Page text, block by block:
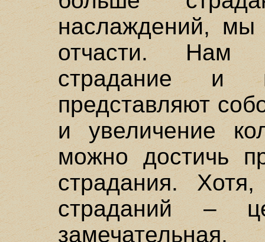
наслаждений,
отчасти. Нам
страдание и
представляют
и увеличение
можно достичь
страдания.
страданий –